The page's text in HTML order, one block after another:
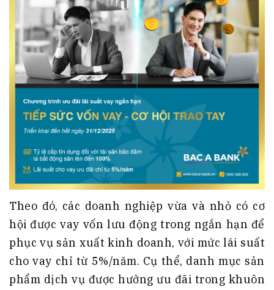
Theo đó, các doanh nghiệp vừa và nhỏ có cơ
hội được vay vốn lưu động trong ngắn hạn để
phục vụ sản xuất kinh doanh, với mức lãi suất
cho vay chỉ từ 5%/năm. Cụ thể, danh mục sản
phẩm dịch vụ được hưởng ưu đãi trong khuôn